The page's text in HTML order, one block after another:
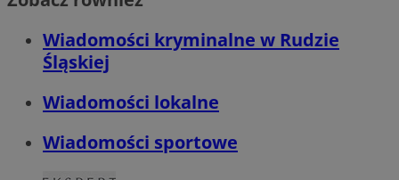
Wiadomości kryminalne w Rudzie
Śląskiej
Wiadomości lokalne
Wiadomości sportowe